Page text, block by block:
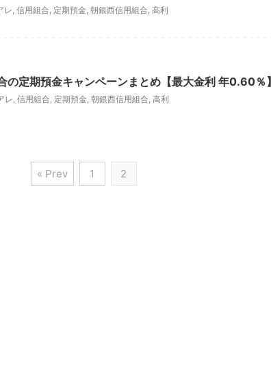
レ, 信用組合, 定期預金, 朝銀西信用組合, 高利
の定期預金キャンペーンまとめ【最大金利 年0.60％】
レ, 信用組合, 定期預金, 朝銀西信用組合, 高利
« Prev 1 2